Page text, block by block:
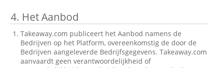
4. Het Aanbod
Takeaway.com publiceert het Aanbod namens de
Bedrijven op het Platform, overeenkomstig de door de
Bedrijven aangeleverde Bedrijfsgegevens. Takeaway.com
aanvaardt geen verantwoordelijkheid of